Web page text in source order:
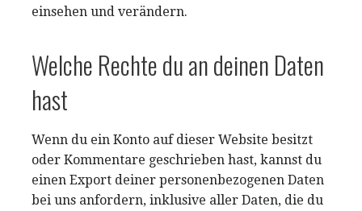
einsehen und verändern.
Welche Rechte du an deinen Daten
hast
Wenn du ein Konto auf dieser Website besitzt
oder Kommentare geschrieben hast, kannst du
einen Export deiner personenbezogenen Daten
bei uns anfordern, inklusive aller Daten, die du